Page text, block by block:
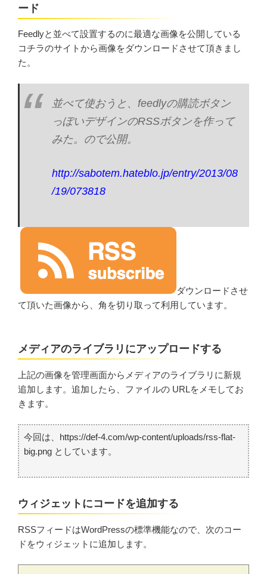
ード
Feedlyと並べて設置するのに最適な画像を公開している
コチラのサイトから画像をダウンロードさせて頂きまし
た。
並べて使おうと、feedlyの購読ボタン
っぽいデザインのRSSボタンを作って
みた。ので公開。
http://sabotem.hateblo.jp/entry/2013/08
/19/073818
ダウンロードさせ
て頂いた画像から、角を切り取って利用しています。
メディアのライブラリにアップロードする
上記の画像を管理画面からメディアのライブラリに新規
追加します。追加したら、ファイルの URLをメモしてお
きます。
今回は、https://def-4.com/wp-content/uploads/rss-flat-
big.png としています。
ウィジェットにコードを追加する
RSSフィードはWordPressの標準機能なので、次のコー
ドをウィジェットに追加します。